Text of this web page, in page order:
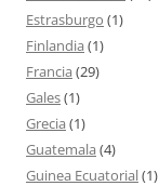
Estrasburgo (1)
Finlandia (1)
Francia (29)
Gales(1)
Grecia (1)
Guatemala (4)
Guinea Ecuatorial(1)